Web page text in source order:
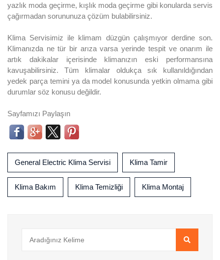
yazlık moda geçirme, kışlık moda geçirme gibi konularda servis
çağırmadan sorununuza çözüm bulabilirsiniz.
Klima Servisimiz ile klimam düzgün çalışmıyor derdine son.
Klimanızda ne tür bir arıza varsa yerinde tespit ve onarım ile
artık dakikalar içerisinde klimanızın eski performansına
kavuşabilirsiniz. Tüm klimalar oldukça sık kullanıldığından
yedek parça temini ya da model konusunda yetkin olmama gibi
durumlar söz konusu değildir.
Sayfamızı Paylaşın
General Electric Klima Servisi Klima Tamir
Klima Bakım Klima Temizliği Klima Montaj